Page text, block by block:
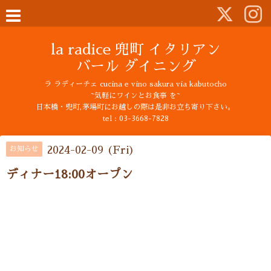
la radice 兜町 イタリアン
バール ダイニング
ラ ラディーチェ cucina e vino sakura via kabutocho
~気軽にワインとお食事 を~
日本橋・兜町,茅場町にお越しの際は是非お立ち寄り下さい。
tel : 03-3668-7828
お知らせ 2024-02-09 (Fri)
ディナー18:00オープン